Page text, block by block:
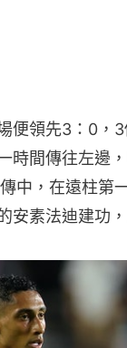
便領先3：0，
時間傳往左邊
中，在遠柱第
安素法迪建功